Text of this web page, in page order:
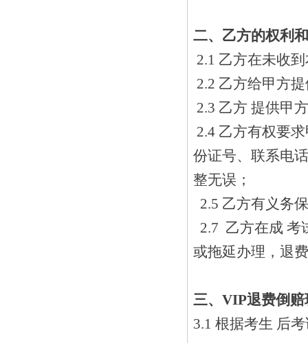
二、乙方的权利
2.1 乙方在未收
2.2 乙方给甲方
2.3 乙方 提供甲
2.4 乙方有权要
份证号、联系电
整无误；
2.5 乙方有义务
2.7 乙方在成 考
或拖延办理，退
三、VIP退费倒
3.1 根据考生 后